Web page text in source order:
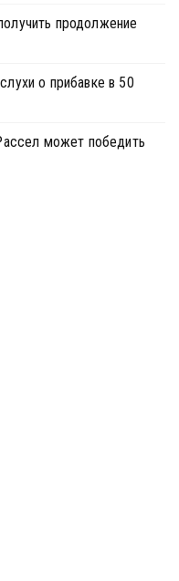
продолжение
о прибавке в 50
может победить